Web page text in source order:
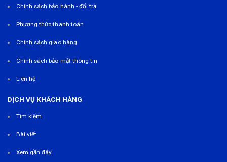
Chính sách bảo hành - đổi trả
Phương thức thanh toán
Chính sách giao hàng
Chính sách bảo mật thông tin
Liên hệ
DỊCH VỤ KHÁCH HÀNG
Tìm kiếm
Bài viết
Xem gần đây